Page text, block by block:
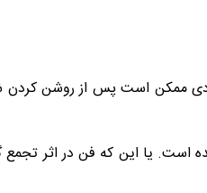
ممکن است پس از روشن
است. یا این که فن در اثر